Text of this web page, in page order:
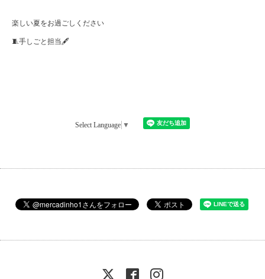
楽しい夏をお過ごしください
🧵手しごと担当🖋
Select Language ▼